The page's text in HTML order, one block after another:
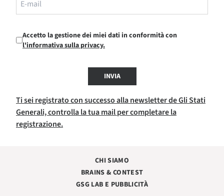
Accetto la gestione dei miei dati in conformità con
l'informativa sulla privacy.
INVIA
Ti sei registrato con successo alla newsletter de Gli Stati
Generali, controlla la tua mail per completare la
registrazione.
CHI SIAMO
BRAINS & CONTEST
GSG LAB E PUBBLICITÀ